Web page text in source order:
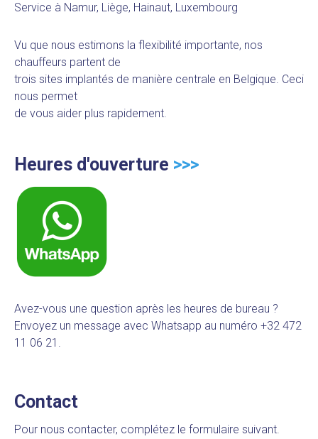
Service à Namur, Liège, Hainaut, Luxembourg
Vu que nous estimons la flexibilité importante, nos
chauffeurs partent de
trois sites implantés de manière centrale en Belgique. Ceci
nous permet
de vous aider plus rapidement.
Heures d'ouverture >>>
Avez-vous une question après les heures de bureau ?
Envoyez un message avec Whatsapp au numéro +32 472
11 06 21.
Contact
Pour nous contacter, complétez le formulaire suivant.